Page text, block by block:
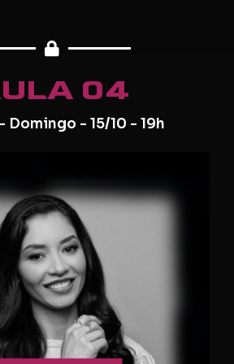
04
Domingo - 15/10 - 19h